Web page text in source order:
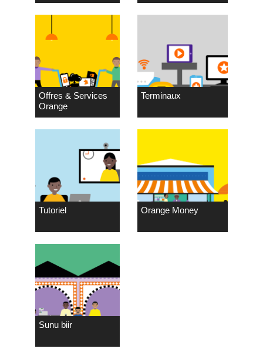
Offres & Services
Orange
Terminaux
Tutoriel Orange Money
Sunu biir